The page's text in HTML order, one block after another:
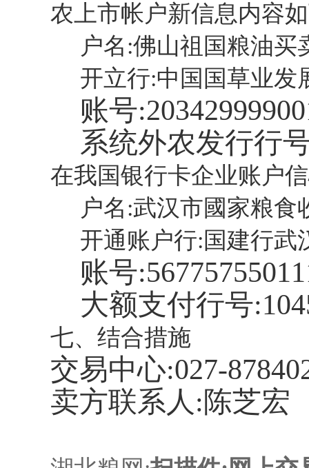
农上市帐户新信息内容
户名:佛山祖国粮油买
开立行:中国国草业发
账号:
系统外农发行行
在我国银行卡企业账户
户名:武汉市國家粮
开通账户行:国建行武
账号:
大额支付行号:
七、结合措施
交易中心:027-
卖方联系人:陈芝宏